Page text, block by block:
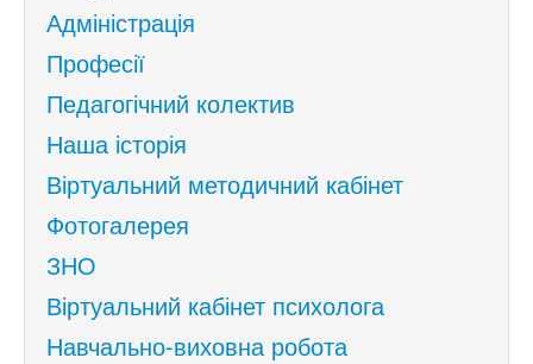
Адміністрація
Професії
Педагогічний колектив
Наша історія
Віртуальний методичний кабінет
Фотогалерея
ЗНО
Віртуальний кабінет психолога
Навчально-виховна робота